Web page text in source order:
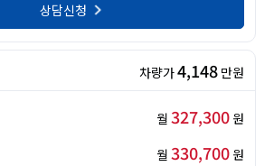
상담신청
차량가4,148 만원
월 327,300 원
월 330,700 원